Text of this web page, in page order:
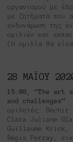
οργανισμού με
με ζητήματα που
ενδυνάμωση της
ομιλιών και
(Η ομιλία θα
28 ΜΑΪΟΥ
15:00, “The art
and challenges”
ομιλητές: Béchir
Clara Juliane
Guillaume Krick,
Régis Perray,